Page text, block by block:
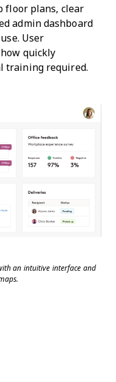
floor plans, clear
admin dashboard
User
quickly
training required.
an intuitive interface and